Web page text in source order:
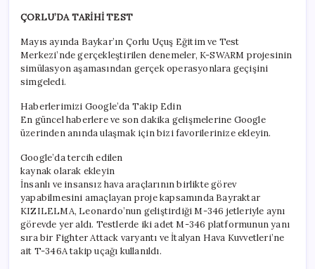
ÇORLU’DA TARİHİ TEST
Mayıs ayında Baykar’ın Çorlu Uçuş Eğitim ve Test
Merkezi’nde gerçekleştirilen denemeler, K-SWARM projesinin
simülasyon aşamasından gerçek operasyonlara geçişini
simgeledi.
Haberlerimizi Google’da Takip Edin
En güncel haberlere ve son dakika gelişmelerine Google
üzerinden anında ulaşmak için bizi favorilerinize ekleyin.
Google’da tercih edilen
kaynak olarak ekleyin
İnsanlı ve insansız hava araçlarının birlikte görev
yapabilmesini amaçlayan proje kapsamında Bayraktar
KIZILELMA, Leonardo’nun geliştirdiği M-346 jetleriyle aynı
görevde yer aldı. Testlerde iki adet M-346 platformunun yanı
sıra bir Fighter Attack varyantı ve İtalyan Hava Kuvvetleri’ne
ait T-346A takip uçağı kullanıldı.